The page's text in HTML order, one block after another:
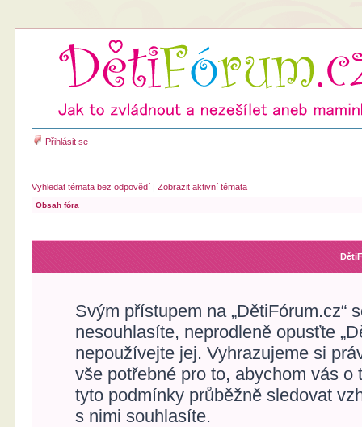
Přihlásit se
Vyhledat témata bez odpovědí |Zobrazit aktivní témata
Obsah fóra
Svým přístupem na
nesouhlasíte, neprodleně opusťte
nepoužívejte jej. Vyhrazujeme si
vše potřebné pro to, abychom vás
tyto podmínky průběžně sledovat
s nimi souhlasíte.